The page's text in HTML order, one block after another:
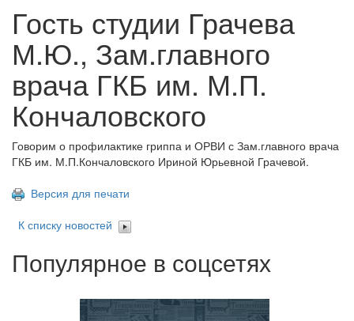
Гость студии Грачева
М.Ю., Зам.главного
врача ГКБ им. М.П.
Кончаловского
Говорим о профилактике гриппа и ОРВИ с Зам.главного врача
ГКБ им. М.П.Кончаловского Ириной Юрьевной Грачевой.
Версия для печати
К списку новостей
Популярное в соцсетях